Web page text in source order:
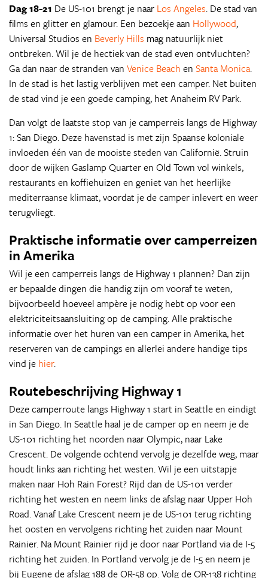
Dag 18-21 De US-101 brengt je naar Los Angeles. De stad van
films en glitter en glamour. Een bezoekje aan Hollywood,
Universal Studios en Beverly Hills mag natuurlijk niet
ontbreken. Wil je de hectiek van de stad even ontvluchten?
Ga dan naar de stranden van Venice Beach en Santa Monica.
In de stad is het lastig verblijven met een camper. Net buiten
de stad vind je een goede camping, het Anaheim RV Park.
Dan volgt de laatste stop van je camperreis langs de Highway
1: San Diego. Deze havenstad is met zijn Spaanse koloniale
invloeden één van de mooiste steden van Californië. Struin
door de wijken Gaslamp Quarter en Old Town vol winkels,
restaurants en koffiehuizen en geniet van het heerlijke
mediterraanse klimaat, voordat je de camper inlevert en weer
terugvliegt.
Praktische informatie over camperreizen
in Amerika
Wil je een camperreis langs de Highway 1 plannen? Dan zijn
er bepaalde dingen die handig zijn om vooraf te weten,
bijvoorbeeld hoeveel ampère je nodig hebt op voor een
elektriciteitsaansluiting op de camping. Alle praktische
informatie over het huren van een camper in Amerika, het
reserveren van de campings en allerlei andere handige tips
vind je hier.
Routebeschrijving Highway 1
Deze camperroute langs Highway 1 start in Seattle en eindigt
in San Diego. In Seattle haal je de camper op en neem je de
US-101 richting het noorden naar Olympic, naar Lake
Crescent. De volgende ochtend vervolg je dezelfde weg, maar
houdt links aan richting het westen. Wil je een uitstapje
maken naar Hoh Rain Forest? Rijd dan de US-101 verder
richting het westen en neem links de afslag naar Upper Hoh
Road. Vanaf Lake Crescent neem je de US-101 terug richting
het oosten en vervolgens richting het zuiden naar Mount
Rainier. Na Mount Rainier rijd je door naar Portland via de I-5
richting het zuiden. In Portland vervolg je de I-5 en neem je
bij Eugene de afslag 188 de OR-58 op. Volg de OR-138 richting